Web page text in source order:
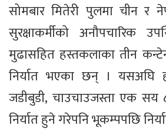
सोमबार मितेरी पुलमा चीन र
सुरक्षाकर्मीको अनौपचारिक
मुढासहित हस्तकलाका तीन
निर्यात भएका छन् । यसअघि
जडीबुडी, चाउचाउजस्ता एक सय
निर्यात हुने गरेपनि भूकम्पपछि